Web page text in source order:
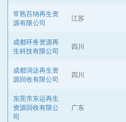
常熟百纳再生资
源有限公司
江苏
成都环务资源再
生科技有限公司
四川
成都润达再生资
源回收有限公司
四川
东莞市东运再生
资源回收有限公
司
广东